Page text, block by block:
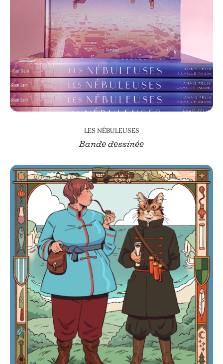
LES NÉBULEUSES
Bande dessinée